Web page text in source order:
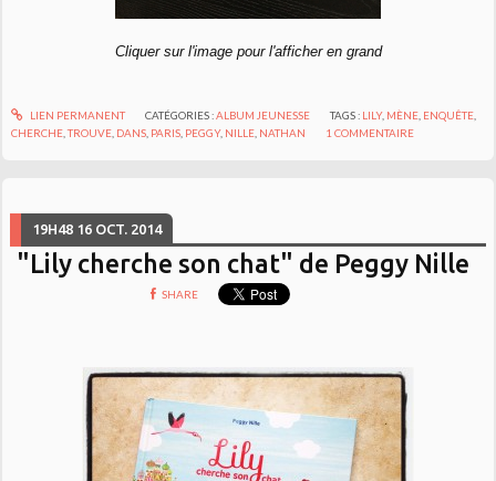
Cliquer sur l'image pour l'afficher en grand
LIEN PERMANENT CATÉGORIES :ALBUM JEUNESSE TAGS : LILY, MÈNE ENQUÊTE
CHERCHE ,TROUVE DANS PARIS PEGGY, NILLE NATHAN 1 COMMENTAIRE
19H48 16 OCT. 2014
"Lily cherche son chat" de Peggy Nille
SHARE